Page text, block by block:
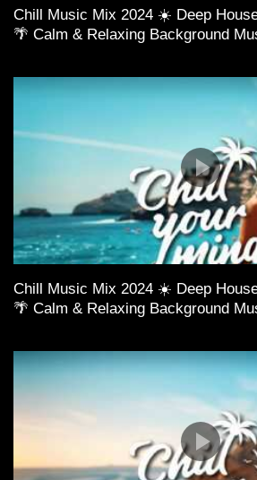
Chill Music Mix 2024 ☀️ Deep
🌴 Calm & Relaxing Background
Chill Music Mix 2024 ☀️ Deep
🌴 Calm & Relaxing Background